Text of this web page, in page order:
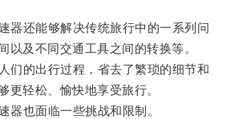
还能够解决传统旅行中的一系列问
以及不同交通工具之间的转换等。
的出行过程，省去了繁琐的细节和
更轻松、愉快地享受旅行。
也面临一些挑战和限制。